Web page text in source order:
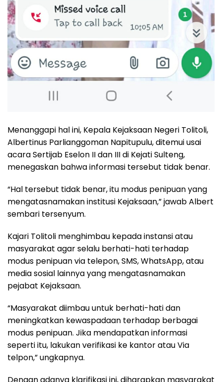
Menanggapi hal ini, Kepala Kejaksaan Negeri Tolitoli,
Albertinus Parlianggoman Napitupulu, ditemui usai
acara Sertijab Eselon II dan III di Kejati Sulteng,
menegaskan bahwa informasi tersebut tidak benar.
“Hal tersebut tidak benar, itu modus penipuan yang
mengatasnamakan institusi Kejaksaan,” jawab Albert
sembari tersenyum.
Kajari Tolitoli menghimbau kepada instansi atau
masyarakat agar selalu berhati-hati terhadap
modus penipuan via telepon, SMS, WhatsApp, atau
media sosial lainnya yang mengatasnamakan
pejabat Kejaksaan.
“Masyarakat diimbau untuk berhati-hati dan
meningkatkan kewaspadaan terhadap berbagai
modus penipuan. Jika mendapatkan informasi
seperti itu, lakukan verifikasi ke kantor atau Via
telpon,” ungkapnya.